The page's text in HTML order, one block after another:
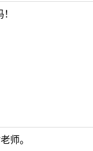
师。